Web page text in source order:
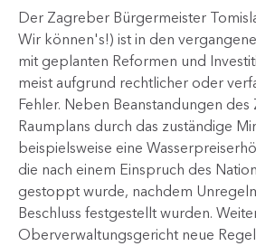
Der Zagreber Bürgermeister
Wir können's!) ist in den
mit geplanten Reformen und
meist aufgrund rechtlicher oder
Fehler. Neben Beanstandungen
Raumplans durch das zuständige
beispielsweise eine
die nach einem Einspruch des
gestoppt wurde, nachdem
Beschluss festgestellt wurden.
Oberverwaltungsgericht neue